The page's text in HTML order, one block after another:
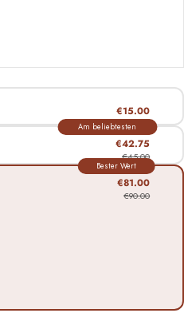
€15.00
Am beliebtesten
€42.75
€45.00
Bester Wert
€81.00
€90.00